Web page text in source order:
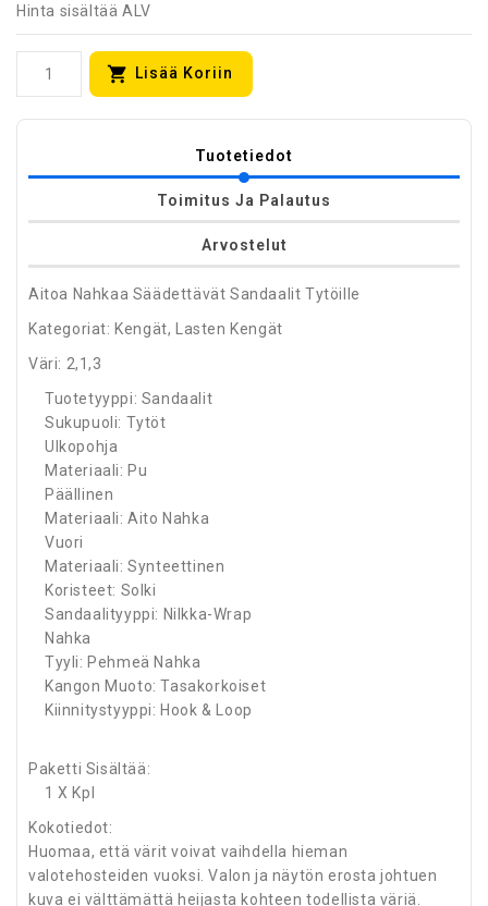
Hinta sisältää ALV
Lisää Koriin
Tuotetiedot
Toimitus Ja Palautus
Arvostelut
Aitoa Nahkaa Säädettävät Sandaalit Tytöille
Kategoriat: Kengät, Lasten Kengät
Väri: 2,1,3
Tuotetyyppi: Sandaalit
Sukupuoli: Tytöt
Ulkopohja
Materiaali: Pu
Päällinen
Materiaali: Aito Nahka
Vuori
Materiaali: Synteettinen
Koristeet: Solki
Sandaalityyppi: Nilkka-Wrap
Nahka
Tyyli: Pehmeä Nahka
Kangon Muoto: Tasakorkoiset
Kiinnitystyyppi: Hook & Loop
Paketti Sisältää:
1 X Kpl
Kokotiedot:
Huomaa, että värit voivat vaihdella hieman
valotehosteiden vuoksi. Valon ja näytön erosta johtuen
kuva ei välttämättä heijasta kohteen todellista väriä.